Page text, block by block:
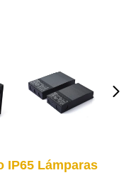
IP65 Lámparas